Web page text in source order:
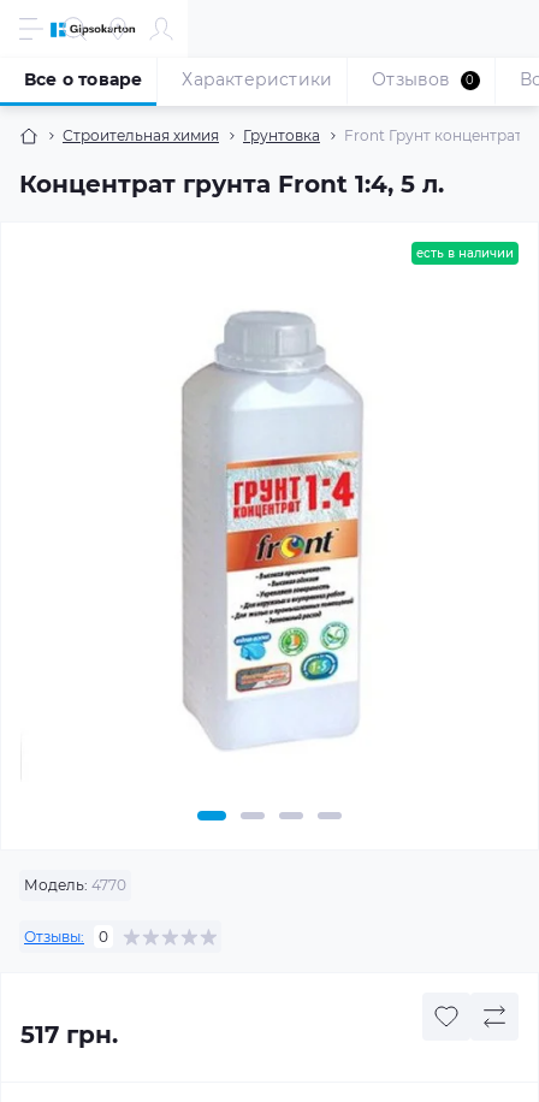
Строительная химия Грунтовка Front Грунт концентрат
Концентрат грунта Front 1:4, 5 л.
Все о товаре Характеристики Отзывов 0
есть в наличии
Модель: 4770
Отзывы: 0
517 грн.